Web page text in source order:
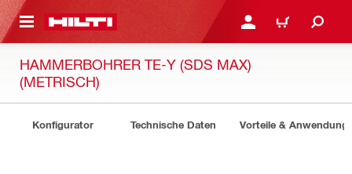
ANMELDEN ODER
WARENKORB
HAMMERBOHRER TE-Y (SDS MAX)
(METRISCH)
Konfigurator Technische Daten Vorteile &